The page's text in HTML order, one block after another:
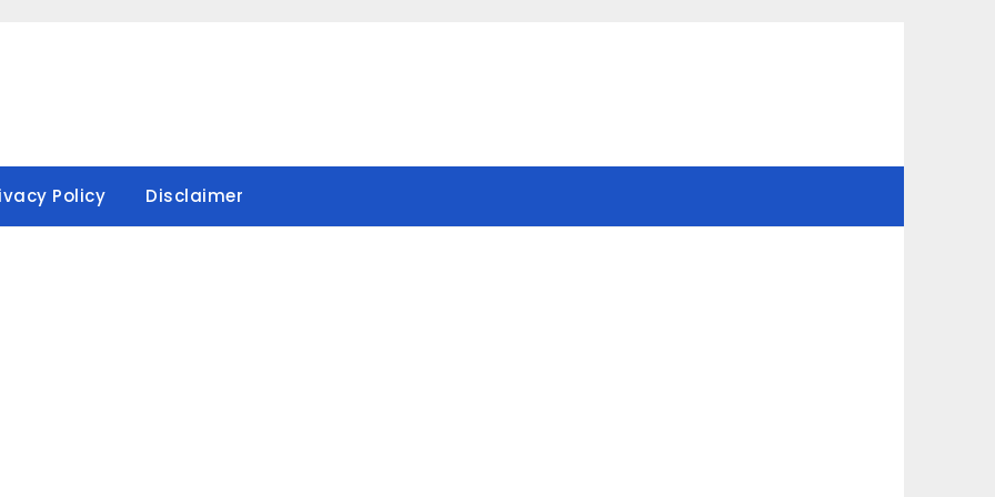
Policy Disclaimer